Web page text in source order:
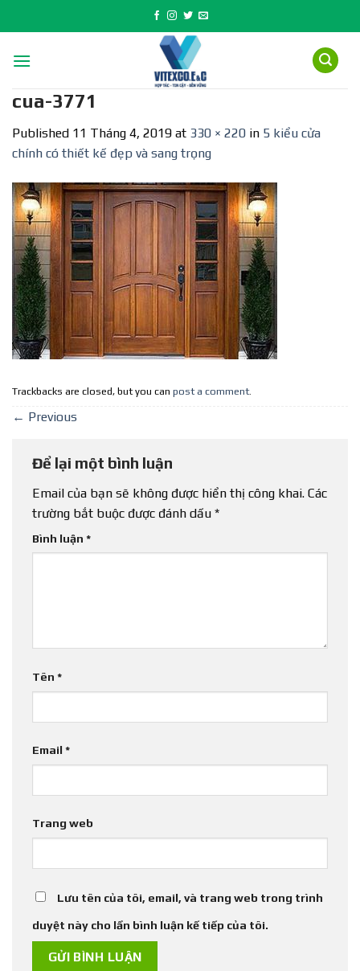
to
cua-3771
Published 11 Tháng 4, 2019 at 330 × 220 in 5 kiểu cửa
chính có thiết kế đẹp và sang trọng
Trackbacks are closed, but you can post a comment.
← Previous
Để lại một bình luận
Email của bạn sẽ không được hiển thị công khai. Các
trường bắt buộc được đánh dấu *
Bình luận *
Tên *
Email *
Trang web
Lưu tên của tôi, email, và trang web trong trình
duyệt này cho lần bình luận kế tiếp của tôi.